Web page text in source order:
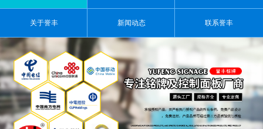
关于誉丰 新闻动态 联系誉丰